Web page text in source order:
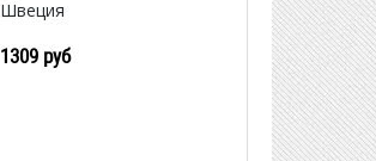
Швеция
1309 руб